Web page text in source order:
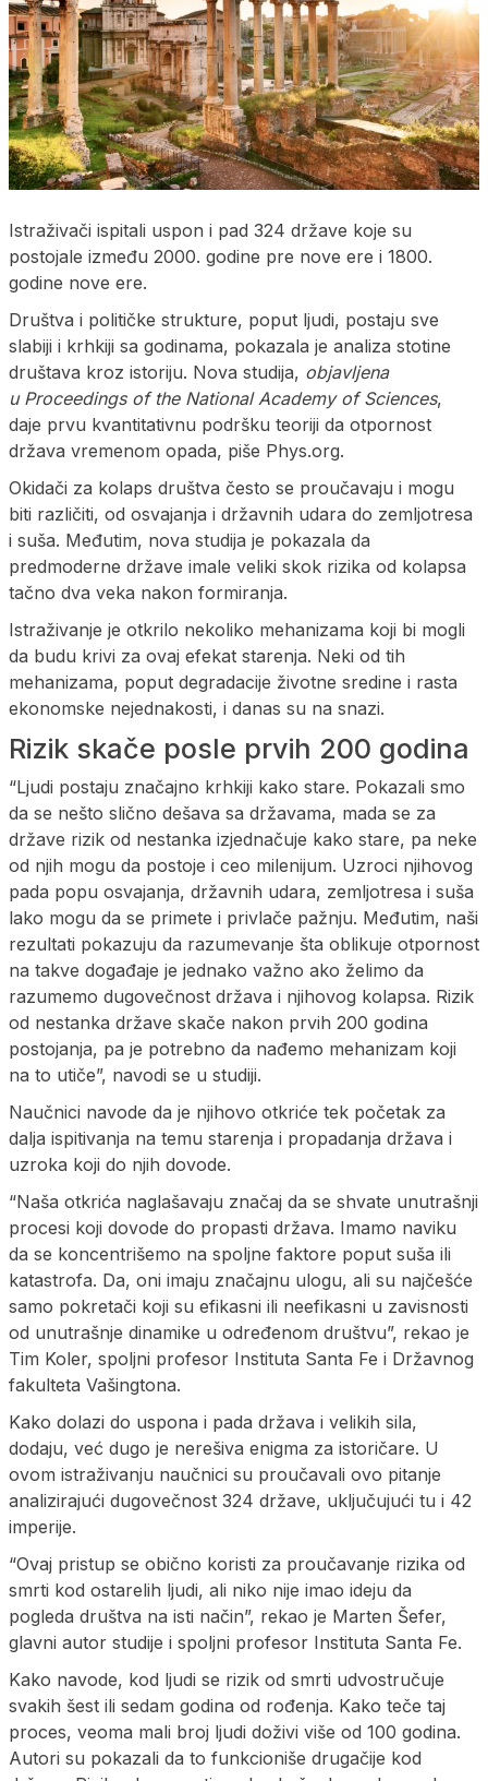
Istraživači ispitali uspon i pad 324 države koje su
postojale između 2000. godine pre nove ere i 1800.
godine nove ere.
Društva i političke strukture, poput ljudi, postaju sve
slabiji i krhkiji sa godinama, pokazala je analiza stotine
društava kroz istoriju. Nova studija, objavljena
u Proceedings of the National Academy of Sciences,
daje prvu kvantitativnu podršku teoriji da otpornost
država vremenom opada, piše Phys.org.
Okidači za kolaps društva često se proučavaju i mogu
biti različiti, od osvajanja i državnih udara do zemljotresa
i suša. Međutim, nova studija je pokazala da
predmoderne države imale veliki skok rizika od kolapsa
tačno dva veka nakon formiranja.
Istraživanje je otkrilo nekoliko mehanizama koji bi mogli
da budu krivi za ovaj efekat starenja. Neki od tih
mehanizama, poput degradacije životne sredine i rasta
ekonomske nejednakosti, i danas su na snazi.
Rizik skače posle prvih 200 godina
“Ljudi postaju značajno krhkiji kako stare. Pokazali smo
da se nešto slično dešava sa državama, mada se za
države rizik od nestanka izjednačuje kako stare, pa neke
od njih mogu da postoje i ceo milenijum. Uzroci njihovog
pada popu osvajanja, državnih udara, zemljotresa i suša
lako mogu da se primete i privlače pažnju. Međutim, naši
rezultati pokazuju da razumevanje šta oblikuje otpornost
na takve događaje je jednako važno ako želimo da
razumemo dugovečnost država i njihovog kolapsa. Rizik
od nestanka države skače nakon prvih 200 godina
postojanja, pa je potrebno da nađemo mehanizam koji
na to utiče”, navodi se u studiji.
Naučnici navode da je njihovo otkriće tek početak za
dalja ispitivanja na temu starenja i propadanja država i
uzroka koji do njih dovode.
“Naša otkrića naglašavaju značaj da se shvate unutrašnji
procesi koji dovode do propasti država. Imamo naviku
da se koncentrišemo na spoljne faktore poput suša ili
katastrofa. Da, oni imaju značajnu ulogu, ali su najčešće
samo pokretači koji su efikasni ili neefikasni u zavisnosti
od unutrašnje dinamike u određenom društvu”, rekao je
Tim Koler, spoljni profesor Instituta Santa Fe i Državnog
fakulteta Vašingtona.
Kako dolazi do uspona i pada država i velikih sila,
dodaju, već dugo je nerešiva enigma za istoričare. U
ovom istraživanju naučnici su proučavali ovo pitanje
analizirajući dugovečnost 324 države, uključujući tu i 42
imperije.
“Ovaj pristup se obično koristi za proučavanje rizika od
smrti kod ostarelih ljudi, ali niko nije imao ideju da
pogleda društva na isti način”, rekao je Marten Šefer,
glavni autor studije i spoljni profesor Instituta Santa Fe.
Kako navode, kod ljudi se rizik od smrti udvostručuje
svakih šest ili sedam godina od rođenja. Kako teče taj
proces, veoma mali broj ljudi doživi više od 100 godina.
Autori su pokazali da to funkcioniše drugačije kod